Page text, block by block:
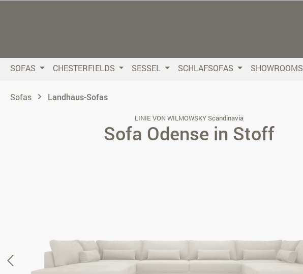
SOFAS CHESTERFIELDS SESSEL SCHLAFSOFAS SHOWROOMS
Sofas Landhaus-Sofas
LINIE VON WILMOWSKY Scandinavia
Sofa Odense in Stoff